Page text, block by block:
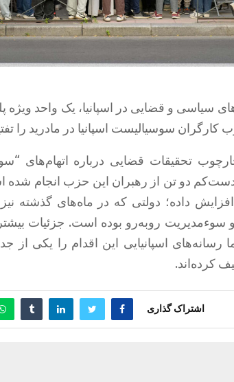
کارگران سوسیالیست اسپانیا در مادرید را
تحقیقات قضایی درباره اتهام‌های
دست‌کم دو تن از رهبران این حزب انجام شده
داده؛ دولتی که در ماه‌های گذشته
سوءمدیریت روبه‌رو بوده است. جزئیات
رسانه‌های اسپانیایی این اقدام را یکی
کرده‌اند.
اشتراک گذاری